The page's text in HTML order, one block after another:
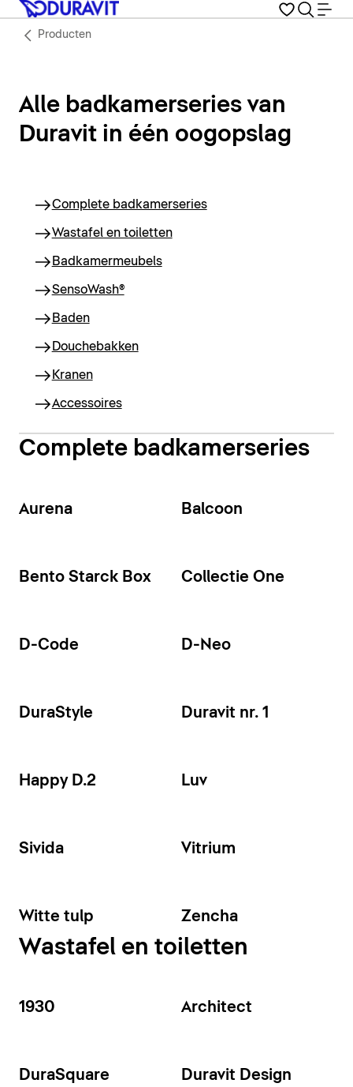
Producten
Alle badkamerseries van
Duravit in één oogopslag
Complete badkamerseries
Wastafel en toiletten
Badkamermeubels
SensoWash®
Baden
Douchebakken
Kranen
Accessoires
Complete badkamerseries
Aurena Balcoon
Bento Starck Box Collectie One
D-Code D-Neo
DuraStyle Duravit nr. 1
Happy D.2 Luv
Sivida Vitrium
Witte tulp Zencha
Wastafel en toiletten
1930 Architect
DuraSquare
Duravit Design